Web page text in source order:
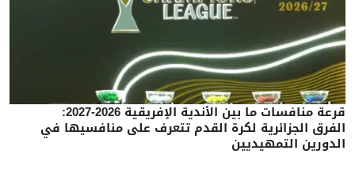
قرعة منافسات ما بين الأندية الإفريقية 2026-2027:
الفرق الجزائرية لكرة القدم تتعرف على منافسيها في
الدورين التمهيديين